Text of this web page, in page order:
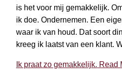
is het voor mij gemakkelijk.
ik doe. Ondernemen. Een
waar ik van houd. Dat soort
kreeg ik laatst van een klant.
Ik praat zo gemakkelijk. Read